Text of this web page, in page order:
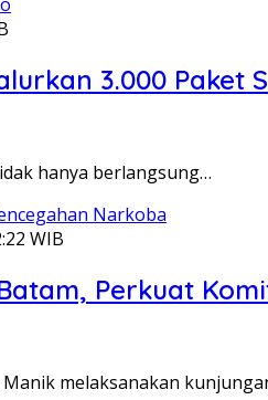
3.000 Paket
hanya berlangsung…
WIB
Perkuat
Manik melaksanakan